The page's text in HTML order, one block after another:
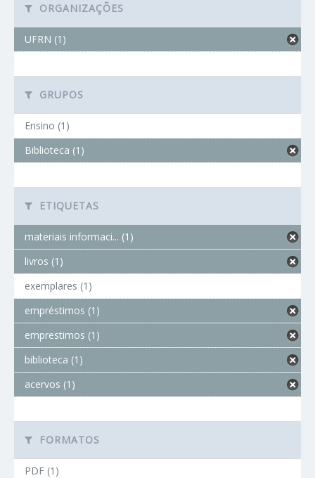
ORGANIZAÇÕES
UFRN (1)
GRUPOS
Ensino (1)
Biblioteca (1)
ETIQUETAS
materiais informaci... (1)
livros (1)
exemplares (1)
empréstimos (1)
emprestimos (1)
biblioteca (1)
acervos (1)
FORMATOS
PDF (1)